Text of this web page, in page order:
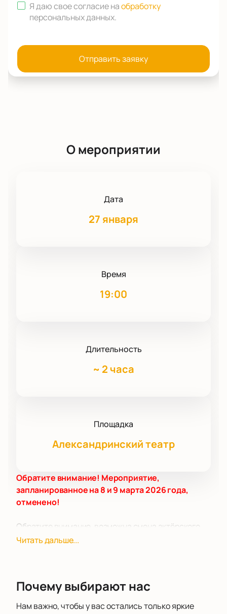
Я даю свое согласие наобработку
персональных данных.
Отправить заявку
О мероприятии
Дата
27 января
Время
19:00
Длительность
~ 2 часа
Площадка
Александринский театр
Обратите внимание! Мероприятие,
запланированное на 8 и 9 марта 2026 года,
отменено!
Обратите внимание, возможна смена актёрского
состава.
Барсуков, Полина Теплякова, Иван Трус, Сергей
Читать дальше...
Почему выбирают нас
Нам важно, чтобы у вас остались только яркие